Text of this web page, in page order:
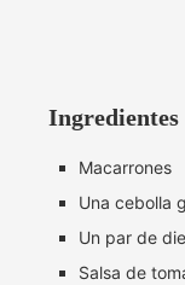
Ingredientes
Macarrones
Una cebolla
Un par de
Salsa de